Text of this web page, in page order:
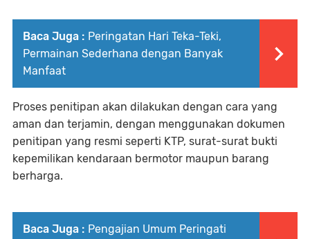
Baca Juga : Peringatan Hari Teka-Teki,
Permainan Sederhana dengan Banyak
Manfaat
Proses penitipan akan dilakukan dengan cara yang
aman dan terjamin, dengan menggunakan dokumen
penitipan yang resmi seperti KTP, surat-surat bukti
kepemilikan kendaraan bermotor maupun barang
berharga.
Baca Juga : Pengajian Umum Peringati